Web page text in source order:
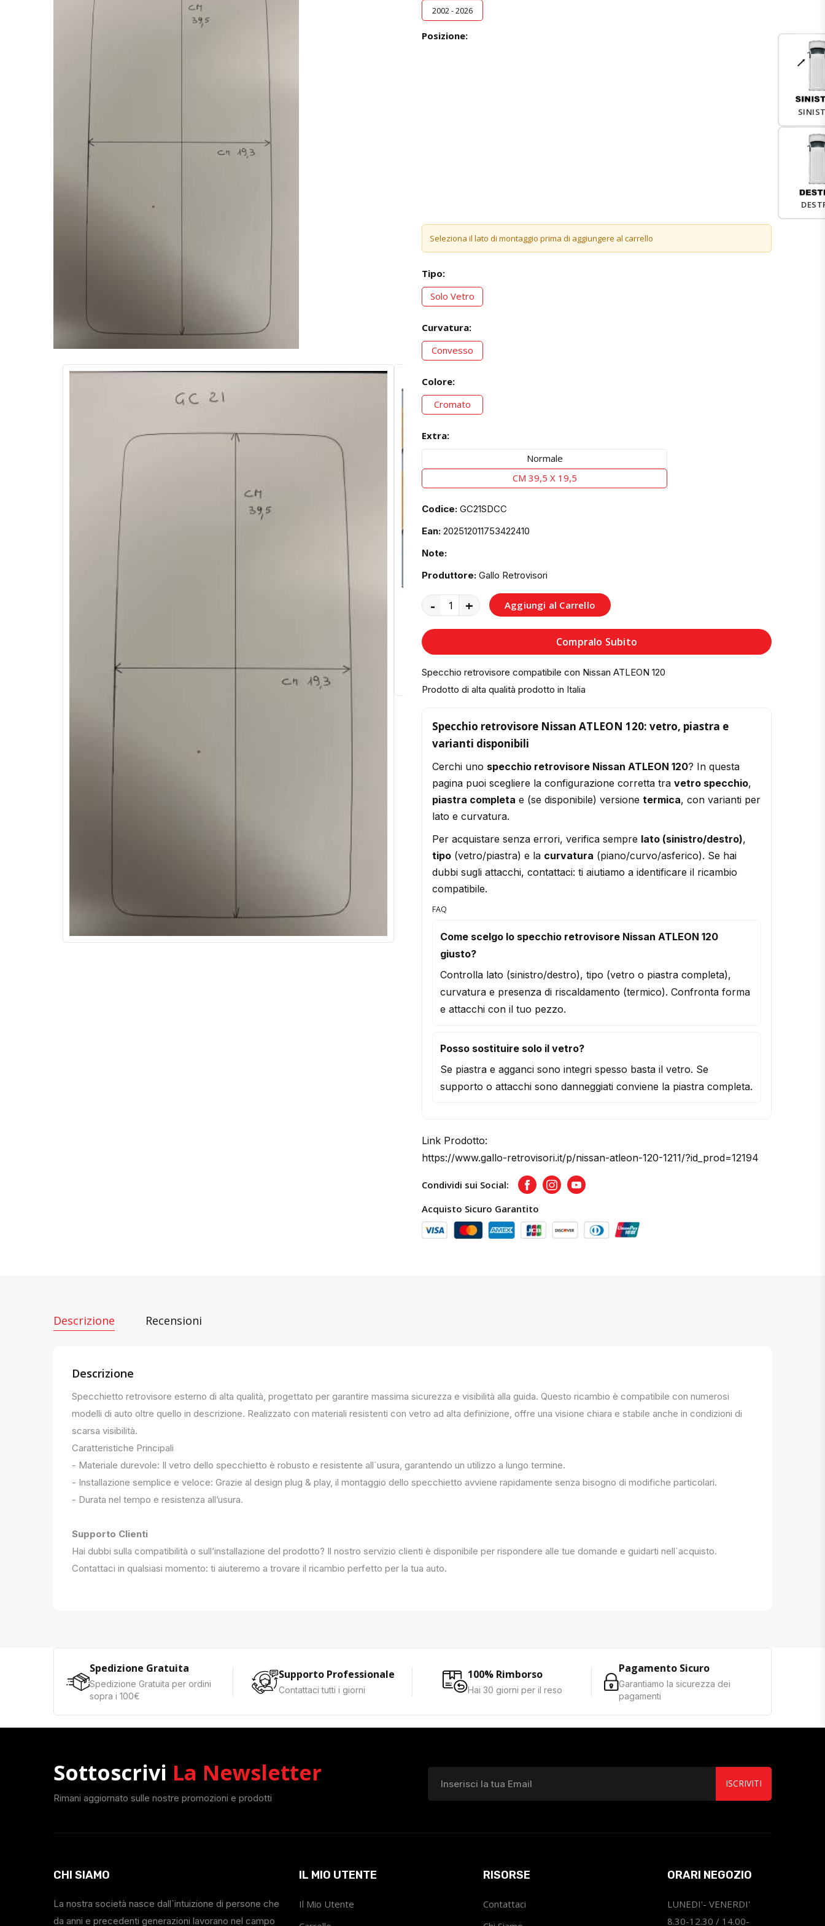
2002 - 2026
Posizione:
Seleziona il lato di montaggio prima di aggiungere al carrello
Tipo:
Solo Vetro
Curvatura:
Convesso
Colore:
Cromato
Extra:
Normale
CM 39,5 X 19,5
Codice: GC21SDCC
Ean: 202512011753422410
Note:
Produttore: Gallo Retrovisori
- + Aggiungi al Carrello
Compralo Subito
Specchio retrovisore compatibile con Nissan ATLEON 120
Prodotto di alta qualità prodotto in Italia
Specchio retrovisore Nissan ATLEON 120: vetro, piastra e
varianti disponibili
Cerchi uno specchio retrovisore Nissan ATLEON 120? In questa
pagina puoi scegliere la configurazione corretta tra vetro specchio,
piastra completa e (se disponibile) versione termica, con varianti per
lato e curvatura.
Per acquistare senza errori, verifica sempre lato (sinistro/destro),
tipo (vetro/piastra) e la curvatura (piano/curvo/asferico). Se hai
dubbi sugli attacchi, contattaci: ti aiutiamo a identificare il ricambio
compatibile.
FAQ
Come scelgo lo specchio retrovisore Nissan ATLEON 120
giusto?
Controlla lato (sinistro/destro), tipo (vetro o piastra completa),
curvatura e presenza di riscaldamento (termico). Confronta forma
e attacchi con il tuo pezzo.
Posso sostituire solo il vetro?
Se piastra e agganci sono integri spesso basta il vetro. Se
supporto o attacchi sono danneggiati conviene la piastra completa.
Link Prodotto:
https://www.gallo-retrovisori.it/p/nissan-atleon-120-1211/?id_prod=12194
Condividi sui Social: FacebookInstagramYoutube
Acquisto Sicuro Garantito
Descrizione Recensioni
Descrizione
Specchietto retrovisore esterno di alta qualità, progettato per garantire massima sicurezza e visibilità alla guida. Questo ricambio è compatibile con numerosi
modelli di auto oltre quello in descrizione. Realizzato con materiali resistenti con vetro ad alta definizione, offre una visione chiara e stabile anche in condizioni di
scarsa visibilità.
Caratteristiche Principali
- Materiale durevole: Il vetro dello specchietto è robusto e resistente all`usura, garantendo un utilizzo a lungo termine.
- Installazione semplice e veloce: Grazie al design plug & play, il montaggio dello specchietto avviene rapidamente senza bisogno di modifiche particolari.
- Durata nel tempo e resistenza all’usura.
Supporto Clienti
Hai dubbi sulla compatibilità o sull’installazione del prodotto? Il nostro servizio clienti è disponibile per rispondere alle tue domande e guidarti nell`acquisto.
Contattaci in qualsiasi momento: ti aiuteremo a trovare il ricambio perfetto per la tua auto.
Spedizione Gratuita
Spedizione Gratuita per ordini
sopra i 100€
Supporto Professionale
Contattaci tutti i giorni
100% Rimborso
Hai 30 giorni per il reso
Pagamento Sicuro
Garantiamo la sicurezza dei
pagamenti
Sottoscrivi La Newsletter
Rimani aggiornato sulle nostre promozioni e prodotti
ISCRIVITI
CHI SIAMO
La nostra società nasce dall`intuizione di persone che
da anni e precedenti generazioni lavorano nel campo
IL MIO UTENTE
Il Mio Utente
RISORSE
Contattaci
ORARI NEGOZIO
LUNEDI'- VENERDI'
8.30-12.30 / 14.00-